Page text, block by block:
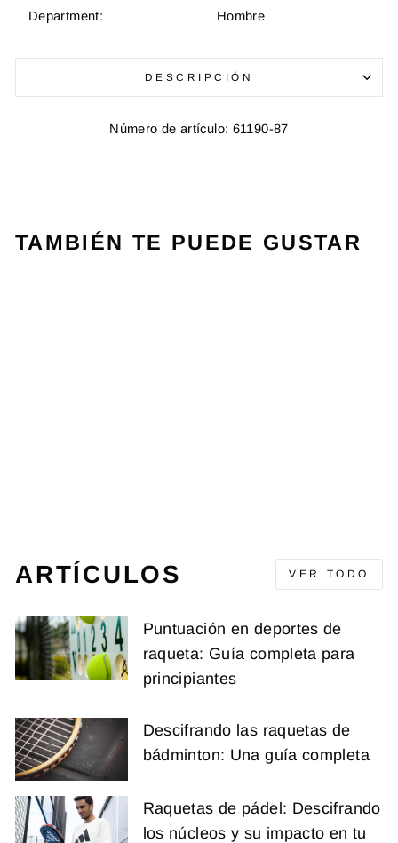
Department: Hombre
DESCRIPCIÓN
Número de artículo: 61190-87
TAMBIÉN TE PUEDE GUSTAR
ARTÍCULOS VER TODO
Puntuación en deportes de
raqueta: Guía completa para
principiantes
Descifrando las raquetas de
bádminton: Una guía completa
Raquetas de pádel: Descifrando
los núcleos y su impacto en tu